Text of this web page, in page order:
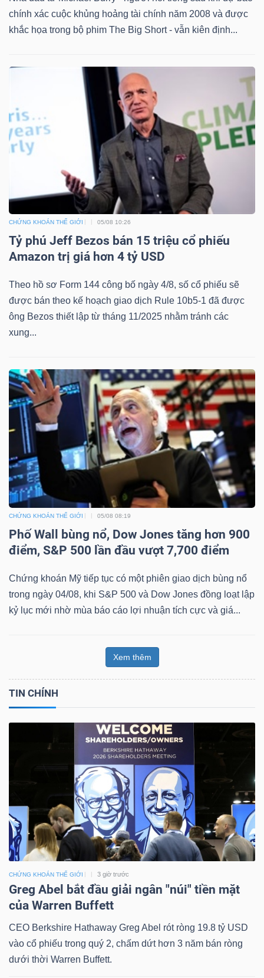
chính xác cuộc khủng hoảng tài chính năm 2008 và được
khắc họa trong bộ phim The Big Short - vẫn kiên định...
CHỨNG KHOÁN THẾ GIỚI 05/08 10:26
Tỷ phú Jeff Bezos bán 15 triệu cổ phiếu
Amazon trị giá hơn 4 tỷ USD
Theo hồ sơ Form 144 công bố ngày 4/8, số cổ phiếu sẽ
được bán theo kế hoạch giao dịch Rule 10b5-1 đã được
ông Bezos thiết lập từ tháng 11/2025 nhằm tránh các
xung...
CHỨNG KHOÁN THẾ GIỚI 05/08 08:19
Phố Wall bùng nổ, Dow Jones tăng hơn 900
điểm, S&P 500 lần đầu vượt 7,700 điểm
Chứng khoán Mỹ tiếp tục có một phiên giao dịch bùng nổ
trong ngày 04/08, khi S&P 500 và Dow Jones đồng loạt lập
kỷ lục mới nhờ mùa báo cáo lợi nhuận tích cực và giá...
Xem thêm
TIN CHÍNH
CHỨNG KHOÁN THẾ GIỚI 3 giờ trước
Greg Abel bắt đầu giải ngân "núi" tiền mặt
của Warren Buffett
CEO Berkshire Hathaway Greg Abel rót ròng 19.8 tỷ USD
vào cổ phiếu trong quý 2, chấm dứt hơn 3 năm bán ròng
dưới thời Warren Buffett.